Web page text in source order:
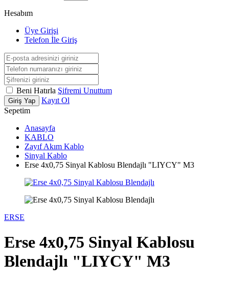
Hesabım
Üye Girişi
Telefon İle Giriş
Beni Hatırla Şifremi Unuttum
Giriş Yap
Kayıt Ol
Sepetim
Anasayfa
KABLO
Zayıf Akım Kablo
Sinyal Kablo
Erse 4x0,75 Sinyal Kablosu Blendajlı "LIYCY" M3
ERSE
Erse 4x0,75 Sinyal Kablosu
Blendajlı "LIYCY" M3